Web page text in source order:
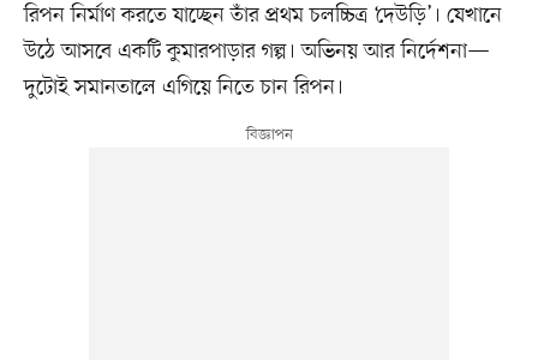
রিপন নির্মাণ করতে যাচ্ছেন তাঁর প্রথম চলচ্চিত্র ‘দেউড়ি’। যেখানে
উঠে আসবে একটি কুমারপাড়ার গল্প। অভিনয় আর নির্দেশনা—
দুটোই সমানতালে এগিয়ে নিতে চান রিপন।